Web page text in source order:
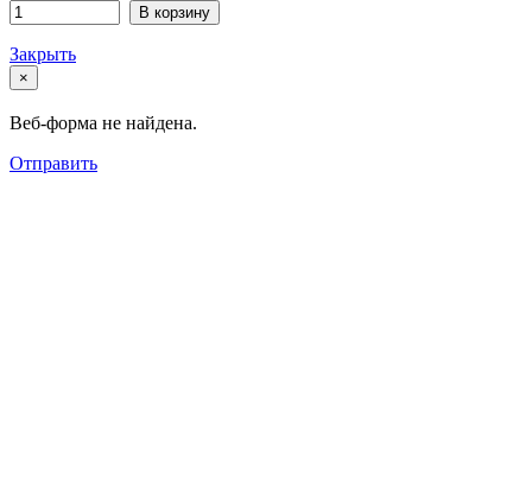
В корзину
Закрыть
×
Веб-форма не найдена.
Отправить